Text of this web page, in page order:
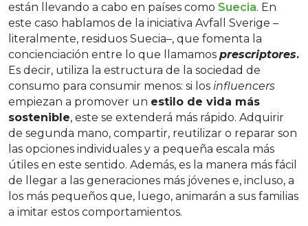
están llevando a cabo en países como Suecia. En
este caso hablamos de la iniciativa Avfall Sverige –
literalmente, residuos Suecia–, que fomenta la
concienciación entre lo que llamamos prescriptores.
Es decir, utiliza la estructura de la sociedad de
consumo para consumir menos: si los influencers
empiezan a promover un estilo de vida más
sostenible, este se extenderá más rápido. Adquirir
de segunda mano, compartir, reutilizar o reparar son
las opciones individuales y a pequeña escala más
útiles en este sentido. Además, es la manera más fácil
de llegar a las generaciones más jóvenes e, incluso, a
los más pequeños que, luego, animarán a sus familias
a imitar estos comportamientos.